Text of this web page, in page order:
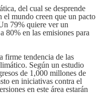
del cual se desprende
el mundo creen que un pacto
79% quiere ver un
80% en las emisiones para
firme tendencia de las
Según un estudio
de 1,000 millones de
en iniciativas contra el
en este área estarán